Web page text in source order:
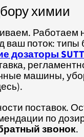
химии
Работаем
поток:
дозаторы
машины,
поставок.
по
звонок.